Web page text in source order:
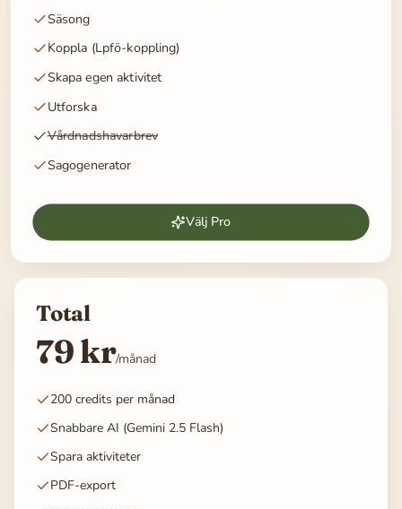
Säsong
Koppla (Lpfö-koppling)
Skapa egen aktivitet
Utforska
Vårdnadshavarbrev
Sagogenerator
Välj Pro
Total
79 kr/månad
200 credits per månad
Snabbare AI (Gemini 2.5 Flash)
Spara aktiviteter
PDF-export